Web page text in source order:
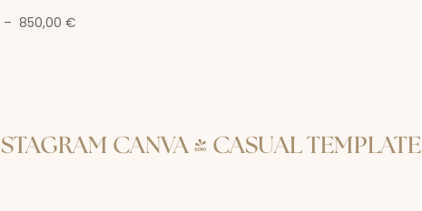
– 850,00€
850,00 €CANVA - CASUAL TEMPLATE